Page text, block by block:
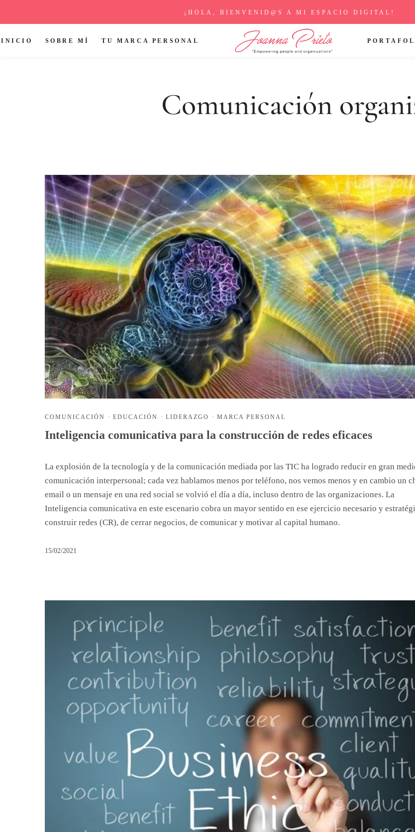
¡HOLA, BIENVENID@S A MI ESPACIO DIGITAL!
INICIO SOBRE MÍ TU MARCA PERSONAL
Comunicación
COMUNICACIÓN · EDUCACIÓN · LIDERAZGO · MARCA PERSONAL
Inteligencia comunicativa para la construcción de redes eficaces
La explosión de la tecnología y de la comunicación mediada por las TIC ha logrado reducir en gran
comunicación interpersonal; cada vez hablamos menos por teléfono, nos vemos menos y en cambio un
email o un mensaje en una red social se volvió el día a día, incluso dentro de las organizaciones. La
Inteligencia comunicativa en este escenario cobra un mayor sentido en ese ejercicio necesario y
construir redes (CR), de cerrar negocios, de comunicar y motivar al capital humano.
15/02/2021